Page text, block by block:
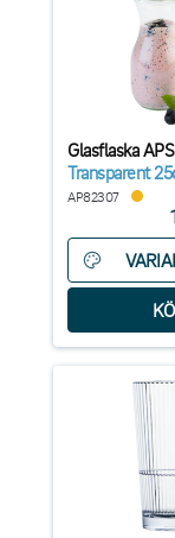
Glasflaska
Transparent
AP82307